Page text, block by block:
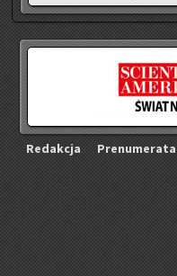
Re­dak­cja Pre­nu­me­ra­ta